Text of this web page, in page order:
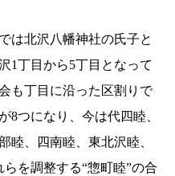
は北沢八幡神社の氏子と
1丁目から5丁目となって
も丁目に沿った区割りで
8つになり、今は代四睦、
睦、四南睦、東北沢睦、
を調整する“惣町睦”の合